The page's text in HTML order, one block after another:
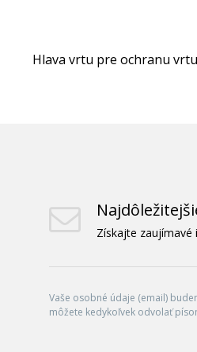
Hlava vrtu pre ochranu
Získajte zaujímavé
Vaše osobné údaje (email)
môžete kedykoľvek odvolať